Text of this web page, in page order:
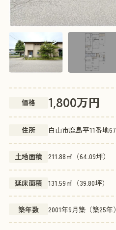
価格 1,800万円
住所 白山市鹿島平11番地67
土地面積 211.88㎡（64.09坪）
延床面積 131.59㎡（39.80坪）
築年数 2001年9月築（築25年）